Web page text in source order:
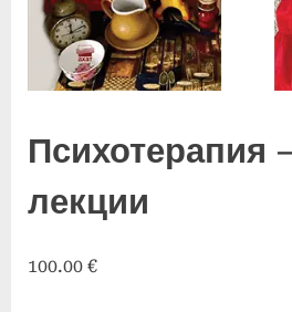
Психотерапия
лекции
100.00 €